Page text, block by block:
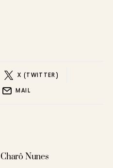
X (TWITTER)
MAIL
Charô Nunes